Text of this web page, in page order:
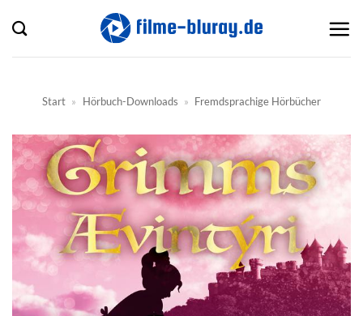
Inhalt
springen
Start » Hörbuch-Downloads » Fremdsprachige Hörbücher